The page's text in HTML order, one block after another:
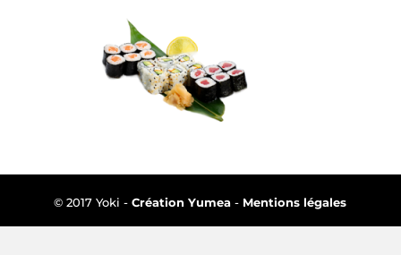
© 2017 Yoki -Création Yumea - Mentions légales